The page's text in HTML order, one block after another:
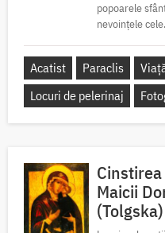
popoarele
nevoințele
Acatist Paraclis
Locuri de pelerinaj
Maicii
(Tolgska)